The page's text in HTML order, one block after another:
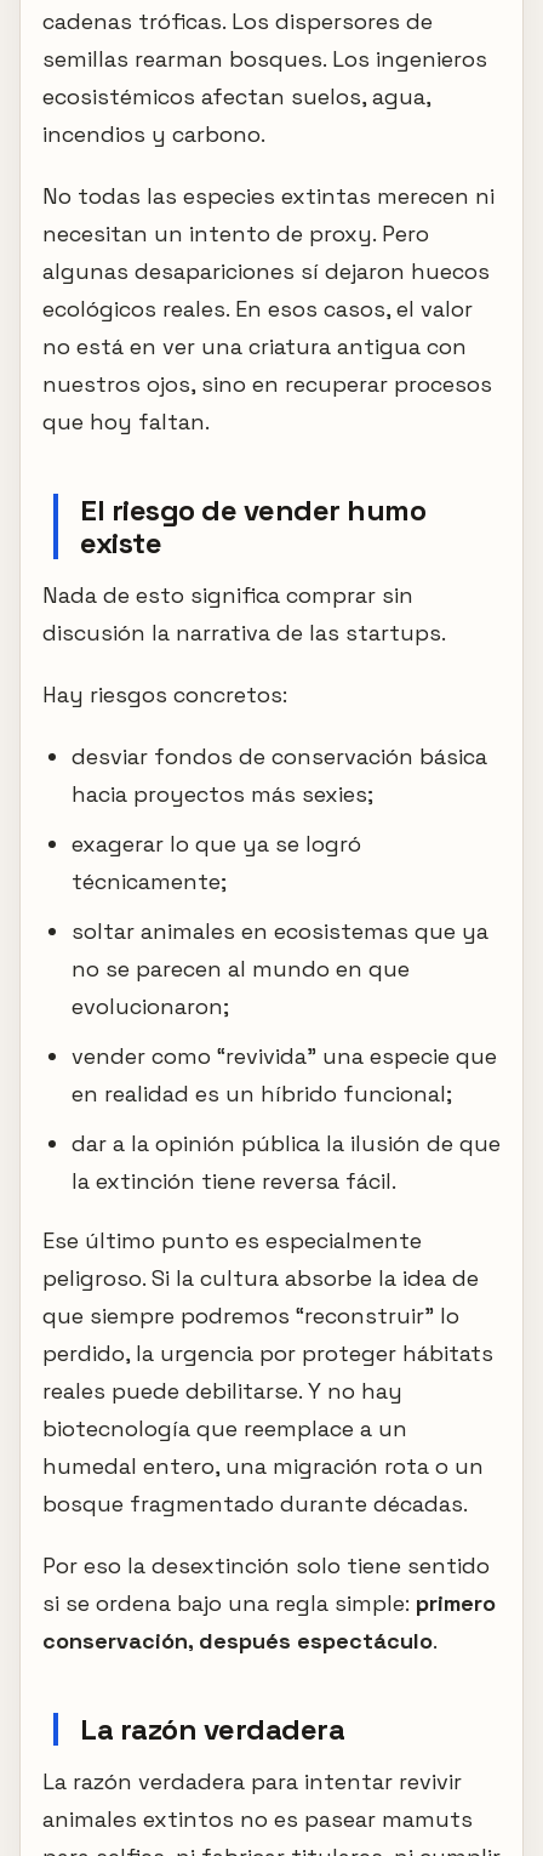
cadenas tróficas. Los dispersores de
semillas rearman bosques. Los ingenieros
ecosistémicos afectan suelos, agua,
incendios y carbono.
No todas las especies extintas merecen ni
necesitan un intento de proxy. Pero
algunas desapariciones sí dejaron huecos
ecológicos reales. En esos casos, el valor
no está en ver una criatura antigua con
nuestros ojos, sino en recuperar procesos
que hoy faltan.
El riesgo de vender humo
existe
Nada de esto significa comprar sin
discusión la narrativa de las startups.
Hay riesgos concretos:
desviar fondos de conservación básica
hacia proyectos más sexies;
exagerar lo que ya se logró
técnicamente;
soltar animales en ecosistemas que ya
no se parecen al mundo en que
evolucionaron;
vender como “revivida” una especie que
en realidad es un híbrido funcional;
dar a la opinión pública la ilusión de que
la extinción tiene reversa fácil.
Ese último punto es especialmente
peligroso. Si la cultura absorbe la idea de
que siempre podremos “reconstruir” lo
perdido, la urgencia por proteger hábitats
reales puede debilitarse. Y no hay
biotecnología que reemplace a un
humedal entero, una migración rota o un
bosque fragmentado durante décadas.
Por eso la desextinción solo tiene sentido
si se ordena bajo una regla simple: primero
conservación, después espectáculo.
La razón verdadera
La razón verdadera para intentar revivir
animales extintos no es pasear mamuts